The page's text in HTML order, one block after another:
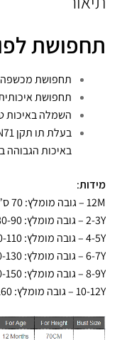
תחפושת
תחפושת מכשפה
תחפושת
השמלה באיכות
באיכות הגבוהה
מידות:
12M – גובה מומלץ: 70 ס”מ | גיל מומלץ 12 חודשים
2-3Y – גובה מומלץ: 80-90 ס”מ | גיל מומלץ 2-3 שנים
4-5Y – גובה מומלץ: 100-110 ס”מ | גיל מומלץ 4-5 שנים
6-7Y – גובה מומלץ: 120-130 ס”מ | גיל מומלץ 6-7 שנים
8-9Y – גובה מומלץ: 140-150 ס”מ | גיל מומלץ 8-9 שנים
10-12Y – גובה מומלץ: 150-160 ס”מ | גיל מומלץ 10-12 שנים